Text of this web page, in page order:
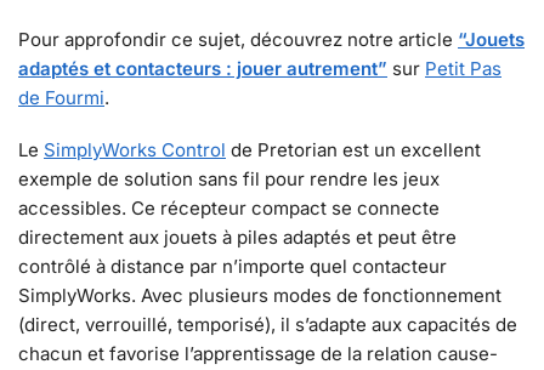
Pour approfondir ce sujet, découvrez notre article “Jouets
adaptés et contacteurs : jouer autrement” sur Petit Pas
de Fourmi.
Le SimplyWorks Control de Pretorian est un excellent
exemple de solution sans fil pour rendre les jeux
accessibles. Ce récepteur compact se connecte
directement aux jouets à piles adaptés et peut être
contrôlé à distance par n’importe quel contacteur
SimplyWorks. Avec plusieurs modes de fonctionnement
(direct, verrouillé, temporisé), il s’adapte aux capacités de
chacun et favorise l’apprentissage de la relation cause-